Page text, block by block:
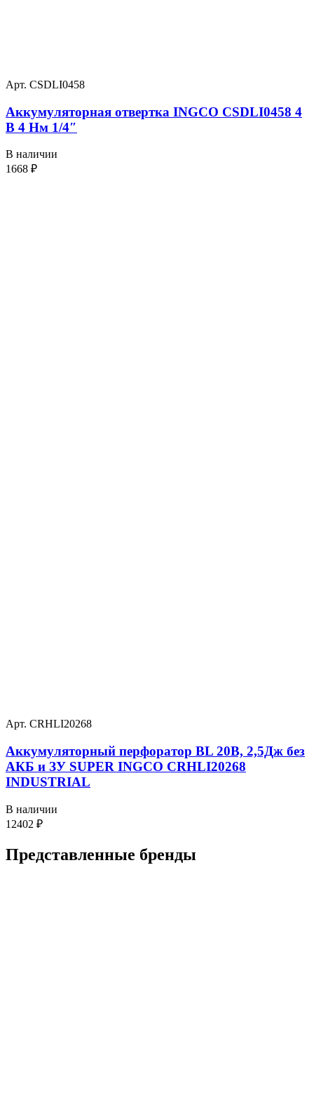
Арт. CSDLI0458
Аккумуляторная отвертка INGCO CSDLI0458 4
В 4 Нм 1/4″
В наличии
1668 ₽
Арт. CRHLI20268
Аккумуляторный перфоратор BL 20В, 2,5Дж без
АКБ и ЗУ SUPER INGCO CRHLI20268
INDUSTRIAL
В наличии
12402 ₽
Представленные бренды